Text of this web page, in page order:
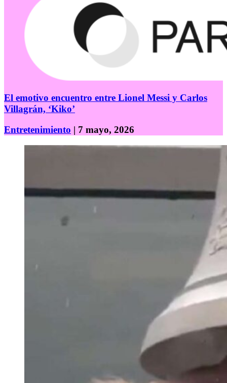
El emotivo encuentro entre Lionel Messi y Carlos
Villagrán, ‘Kiko’
Entretenimiento | 7 mayo, 2026